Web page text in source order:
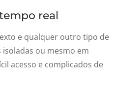
real
e qualquer outro tipo de
ou mesmo em
acesso e complicados de